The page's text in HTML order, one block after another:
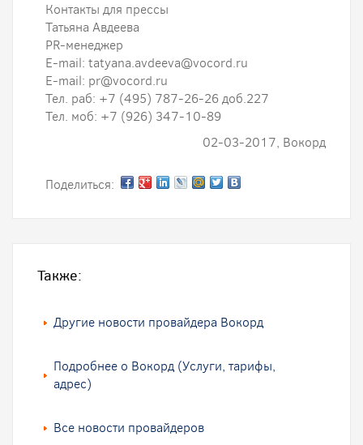
Контакты для прессы
Татьяна Авдеева
PR-менеджер
E-mail: tatyana.avdeeva@vocord.ru
E-mail: pr@vocord.ru
Тел. раб: +7 (495) 787-26-26 доб.227
Тел. моб: +7 (926) 347-10-89
02-03-2017, Вокорд
Поделиться:
Также:
Другие новости провайдера Вокорд
Подробнее о Вокорд (Услуги, тарифы,
адрес)
Все новости провайдеров